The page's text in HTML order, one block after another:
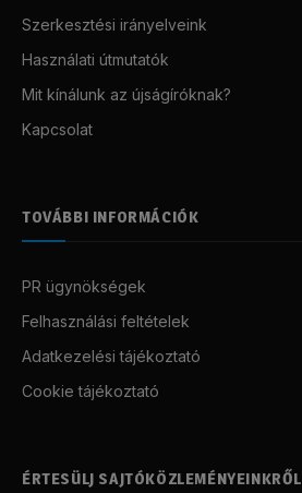
Szerkesztési irányelveink
Használati útmutatók
Mit kínálunk az újságíróknak?
Kapcsolat
TOVÁBBI INFORMÁCIÓK
PR ügynökségek
Felhasználási feltételek
Adatkezelési tájékoztató
Cookie tájékoztató
ÉRTESÜLJ SAJTÓKÖZLEMÉNYEINKRŐL